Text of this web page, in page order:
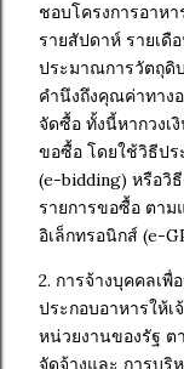
ชอบโครงการอาห
รายสัปดาห์ รายเดื
ประมาณการวัตถุดิ
คำนึงถึงคุณค่าทาง
จัดซื้อ ทั้งนี้หากวงเ
ขอซื้อ โดยใช้วิธีปร
(e-bidding) หรือวิ
รายการขอซื้อ ตาม
อิเล็กทรอนิกส์ (e-
2. การจ้างบุคคลเ
ประกอบอาหารให้
หน่วยงานของรัฐ ต
จัดจ้างและ การบริ